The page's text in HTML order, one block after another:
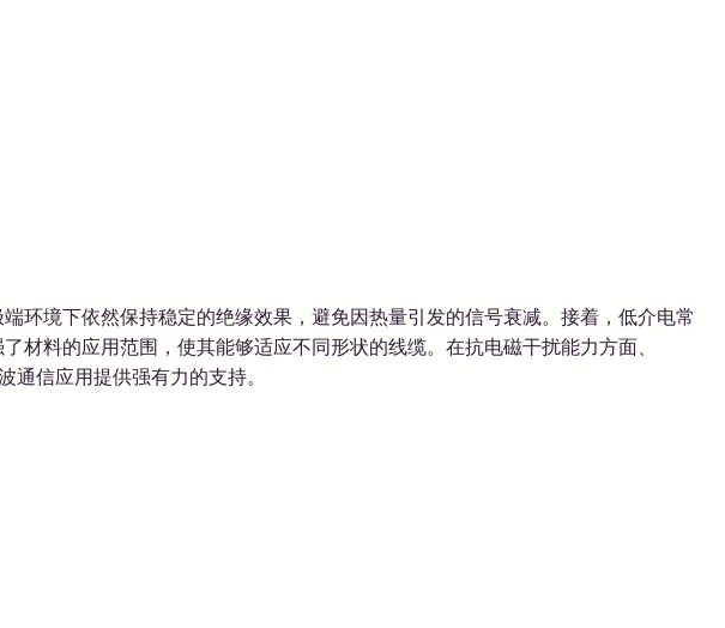
环境下依然保持稳定的绝缘效果，避免因热量引发的信号衰减。接着，低介电常
料的应用范围，使其能够适应不同形状的线缆。在抗电磁干扰能力方面、
信应用提供强有力的支持。